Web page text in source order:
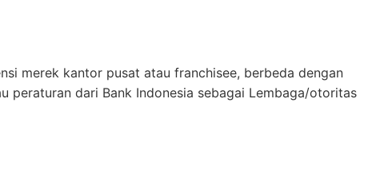
merek kantor pusat atau franchisee, berbeda dengan
peraturan dari Bank Indonesia sebagai Lembaga/otoritas